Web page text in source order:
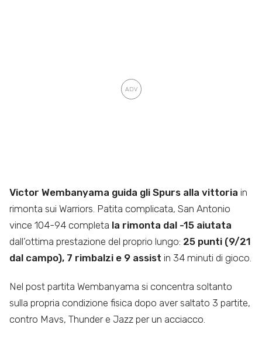
Victor Wembanyama guida gli Spurs alla vittoria in
rimonta sui Warriors. Patita complicata, San Antonio
vince 104-94 completa la rimonta dal -15 aiutata
dall’ottima prestazione del proprio lungo: 25 punti (9/21
dal campo), 7 rimbalzi e 9 assist in 34 minuti di gioco.
Nel post partita Wembanyama si concentra soltanto
sulla propria condizione fisica dopo aver saltato 3 partite,
contro Mavs, Thunder e Jazz per un acciacco.